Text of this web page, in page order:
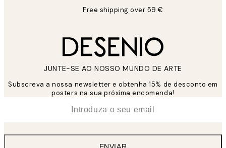
Free shipping over 59 €
JUNTE-SE AO NOSSO MUNDO DE ARTE
Subscreva a nossa newsletter e obtenha 15% de desconto em
posters na sua próxima encomenda!